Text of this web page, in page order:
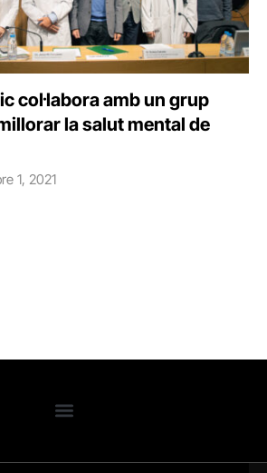
col·labora amb un grup
la salut mental de
1, 2021